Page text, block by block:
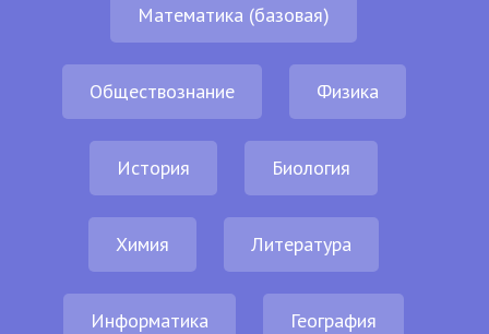
Математика (базовая)
Обществознание Физика
История Биология
Химия Литература
Информатика География